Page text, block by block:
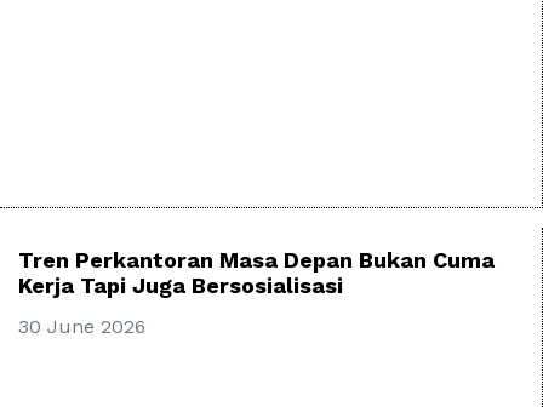
Tren Perkantoran Masa Depan Bukan Cuma
Kerja Tapi Juga Bersosialisasi
30 June 2026